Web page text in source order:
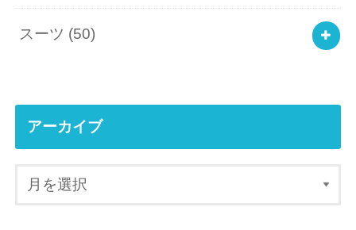
スーツ (50)
アーカイブ